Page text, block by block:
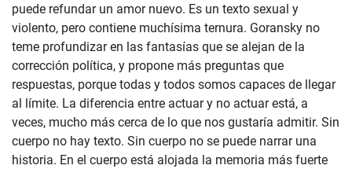
puede refundar un amor nuevo. Es un texto sexual y
violento, pero contiene muchísima ternura. Goransky no
teme profundizar en las fantasías que se alejan de la
corrección política, y propone más preguntas que
respuestas, porque todas y todos somos capaces de llegar
al límite. La diferencia entre actuar y no actuar está, a
veces, mucho más cerca de lo que nos gustaría admitir. Sin
cuerpo no hay texto. Sin cuerpo no se puede narrar una
historia. En el cuerpo está alojada la memoria más fuerte